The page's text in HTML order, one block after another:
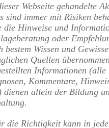
Webseite gehandelte
sind immer mit Risiken
die Hinweise und
oder
bestem Wissen und
Quellen
Informationen (alle
Kommentare,
dienen allein der Bildung
die Richtigkeit kann in